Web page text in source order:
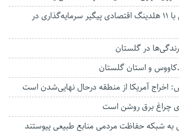
استاندار: بابک زنجانی با ۱۱ هلدینگ اقتصادی پیگیر سرمایه‌گذاری در
و استان گلستان
اخراج آمریکا از منطقه درحال نهایی‌شدن است
چراغ برق روشن است